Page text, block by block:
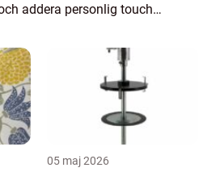
addera personlig touch
olika typer att väl...
05 maj 2026